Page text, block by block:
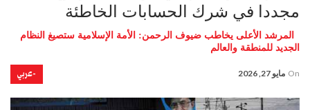
مجددا في شرك الحسابات الخاطئة
المرشد الأعلى يخاطب ضيوف الرحمن: الأمة الإسلامية ستصيغ النظام
الجديد للمنطقة والعالم
-عربي On مايو 27, 2026